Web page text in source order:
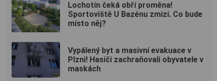
Lochotín čeká obří proměna!
Sportoviště U Bazénu zmizí. Co bude
místo něj?
Vypálený byt a masivní evakuace v
Plzni! Hasiči zachraňovali obyvatele v
maskách